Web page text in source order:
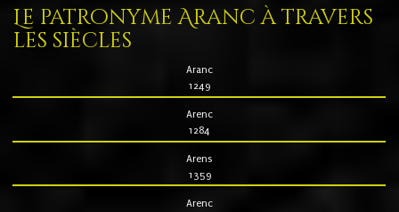
Le patronyme Aranc à travers
les siècles
Aranc
1249
Arenc
1284
Arens
1359
Arenc